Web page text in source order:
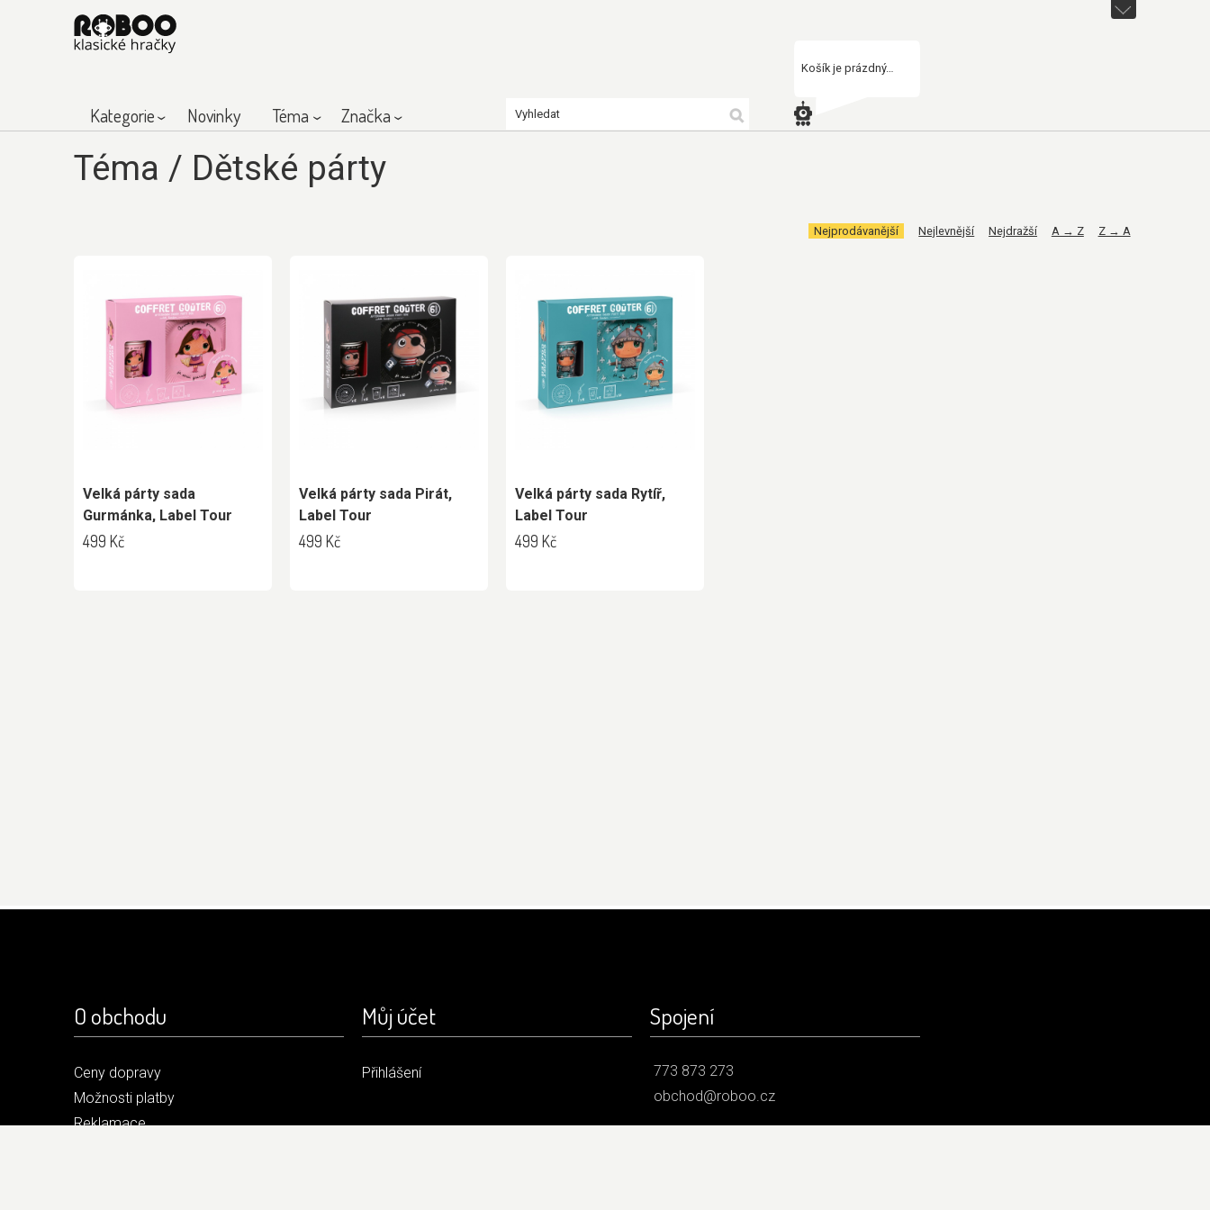
Košík je prázdný…
Kategorie Novinky Téma Značka
Téma / Dětské párty
Nejprodávanější Nejlevnější Nejdražší A → Z Z → A
Velká párty sada
Gurmánka, Label Tour
499 Kč
Velká párty sada Pirát,
Label Tour
499 Kč
Velká párty sada Rytíř,
Label Tour
499 Kč
O obchodu
Ceny dopravy
Možnosti platby
Reklamace
Můj účet
Přihlášení
Spojení
773 873 273
obchod@roboo.cz